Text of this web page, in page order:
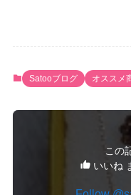
Satooブログ オススメ
この
いいね